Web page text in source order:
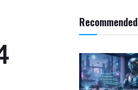
Recommended